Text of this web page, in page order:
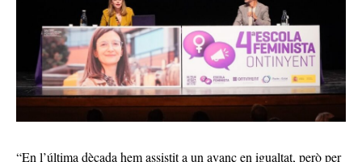
“En l’última dècada hem assistit a un avanç en igualtat, però per